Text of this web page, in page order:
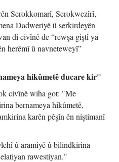
Serokkomarî, Serokwezîrî,
Dadweriyê û serkirdeyên
di civînê de “rewşa giştî ya
herêmî û navneteweyî”
hikûmetê ducare kir"
civînê wiha got: "Me
bernameya hikûmetê,
karên pêşîn ên niştimanî
û aramiyê û bilindkirina
rawestiyan."